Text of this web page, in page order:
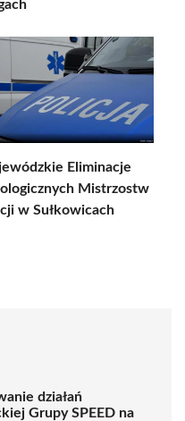
Eliminacje
Mistrzostw
w Sułkowicach
działań
Grupy SPEED na